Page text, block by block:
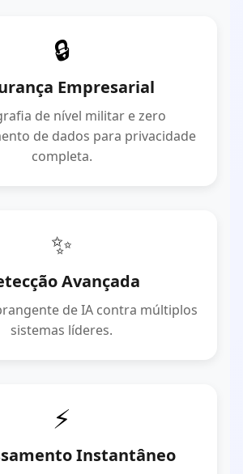
🔒
Empresarial
de nível militar e zero
de dados para privacidade
completa.
✨
Avançada
de IA contra múltiplos
sistemas líderes.
⚡
Instantâneo